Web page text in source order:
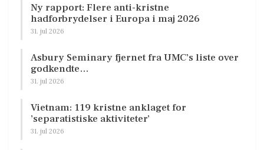
Ny rapport: Flere anti-kristne
hadforbrydelser i Europa i maj 2026
31. jul 2026
Asbury Seminary fjernet fra UMC’s liste over
godkendte…
31. jul 2026
Vietnam: 119 kristne anklaget for
’separatistiske aktiviteter’
31. jul 2026